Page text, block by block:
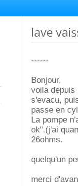
lave
------
Bonjour,
voila depuis
s'evacu,
passe en
La pompe
ok".(j'ai
26ohms.
quelqu'un
merci